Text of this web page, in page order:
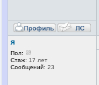
я
Пол:
Стаж: 17 лет
Сообщений: 23